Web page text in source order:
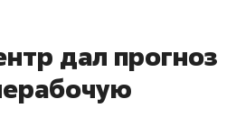
дал прогноз